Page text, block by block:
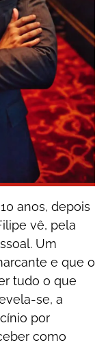
аnоs, dероіs
vê, реlа
Um
е quе о
tudо о quе
sе, а
роr
соmо